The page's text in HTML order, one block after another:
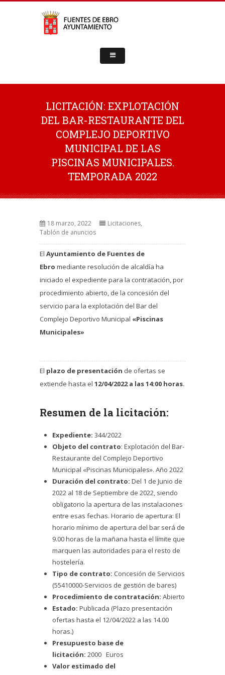
LICITACIÓN: EXPLOTACIÓN
DEL BAR-RESTAURANTE DEL
COMPLEJO DEPORTIVO
MUNICIPAL DE LAS
PISCINAS MUNICIPALES.
TEMPORADA 2022
18 marzo, 2022 Licitaciones,
Tablón de anuncios
El Ayuntamiento de Fuentes de
Ebro mediante resolución de alcaldía ha
iniciado el expediente para la contratación, por
procedimiento abierto, de la concesión del
servicio para la explotación del Bar del
Complejo Deportivo Municipal «Piscinas
Municipales»
El plazo de presentación de ofertas se
extiende hasta el 12/04/2022 a las 14:00 horas.
Resumen de la licitación:
Expediente: 344/2022
Objeto del contrato: Explotación del Bar-
Restaurante del Complejo Deportivo
Municipal «Piscinas Municipales». Año 2022
Duración del contrato: Del 1 de Junio de
2022 al 18 de Septiembre de 2022, siendo
obligatorio la apertura de las instalaciones
entre esas fechas. Horario de apertura: El
horario mínimo de apertura del bar será de
9.00 horas de la mañana hasta el límite que
marquen las autoridades para el resto de
hostelería.
Tipo de contrato: Concesión de Servicios
(55410000-Servicios de gestión de bares)
Procedimiento de contratación: Abierto
Estado: Publicada (Plazo presentación
ofertas hasta el 12/04/2022 a las 14.00
horas.)
Presupuesto base de
licitación: 2000 Euros
Valor estimado del